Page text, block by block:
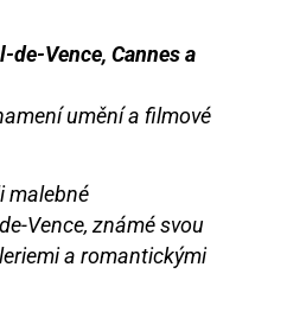
de-Vence, Cannes a
umění a filmové
malebné
Vence, známé svou
a romantickými